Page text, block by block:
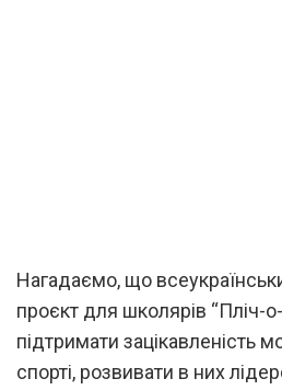
Нагадаємо, що
проєкт для школярів “Пліч-
підтримати зацікавленість
спорті, розвивати в них